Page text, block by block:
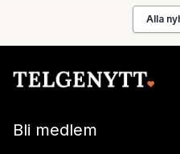
Alla
Bli medlem